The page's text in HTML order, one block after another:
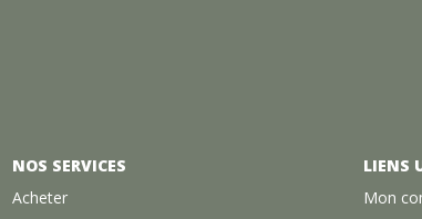
NOS SERVICES
Acheter
LIENS
Mon